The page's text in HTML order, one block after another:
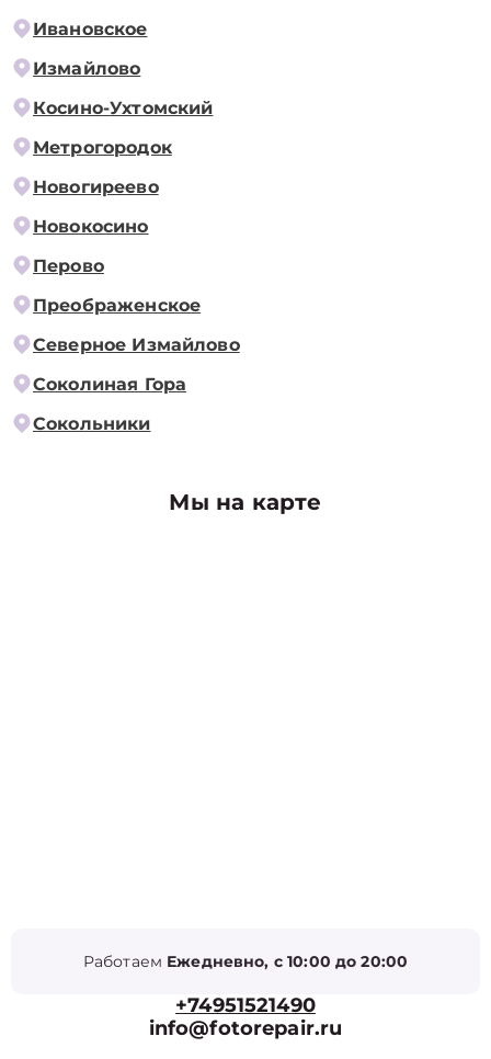
Ивановское
Измайлово
Косино-Ухтомский
Метрогородок
Новогиреево
Новокосино
Перово
Преображенское
Северное Измайлово
Соколиная Гора
Сокольники
Мы на карте
Работаем Ежедневно, с 10:00 до 20:00
+74951521490
info@fotorepair.ru